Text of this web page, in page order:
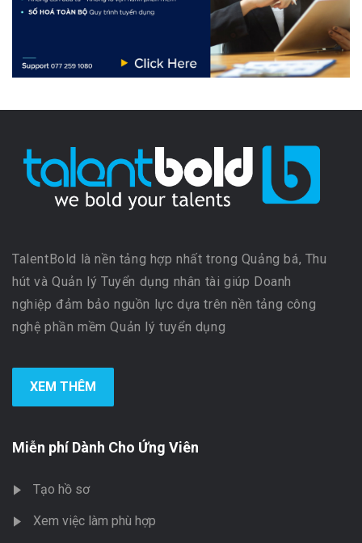
TalentBold là nền tảng hợp nhất trong Quảng bá, Thu
hút và Quản lý Tuyển dụng nhân tài giúp Doanh
nghiệp đảm bảo nguồn lực dựa trên nền tảng công
nghệ phần mềm Quản lý tuyển dụng
XEM THÊM
Miễn phí Dành Cho Ứng Viên
Tạo hồ sơ
Xem việc làm phù hợp